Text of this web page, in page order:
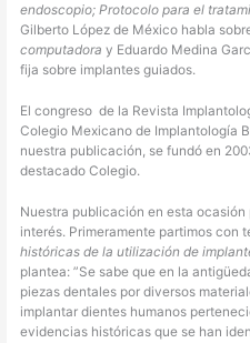
endoscopio; Protocolo para el
Gilberto López de México habla
computadora y Eduardo Medina
fija sobre implantes guiados.
El congreso de la Revista
Colegio Mexicano de Implantología
nuestra publicación, se fundó en
destacado Colegio.
Nuestra publicación en esta
interés. Primeramente partimos con
históricas de la utilización de
plantea: ”Se sabe que en la
piezas dentales por diversos
implantar dientes humanos
evidencias históricas que se han